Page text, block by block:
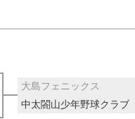
大島フェニックス
中太閤山少年野球クラブ